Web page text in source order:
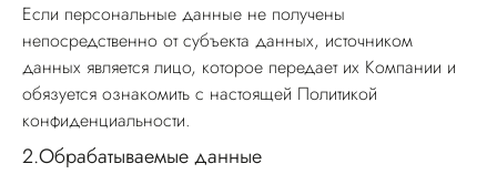
Если персональные данные не получены
непосредственно от субъекта данных, источником
данных является лицо, которое передает их Компании и
обязуется ознакомить с настоящей Политикой
конфиденциальности.
2.Обрабатываемые данные